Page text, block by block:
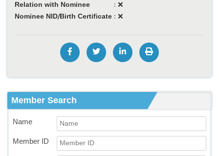
Relation with Nominee
: ❌
Nominee NID/Birth Certificate : ❌
Member Search
Name
Member ID